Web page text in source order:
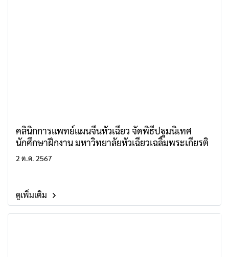
คลินิกการแพทย์แผนจีนหัวเฉียว จัดพิธีปฐมนิเทศ
นักศึกษาฝึกงาน มหาวิทยาลัยหัวเฉียวเฉลิมพระเกียรติ
2 ต.ค. 2567
ดูเพิ่มเติม